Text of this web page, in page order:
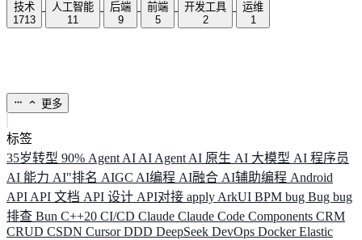
技术
1713
人工智能
11
后端
9
前端
5
开发工具
2
运维
1
更多
标签
35岁转型 90% Agent AI AI Agent AI 原生 AI 大模型 AI 程序员
AI 能力 AI"排名 AIGC AI编程 AI融合 AI辅助编程 Android
API API 文档 API 设计 API对接 apply ArkUI BPM bug Bug bug
排查 Bun C++20 CI/CD Claude Claude Code Components CRM
CRUD CSDN CursorDDD DeepSeek DevOps DockerElastic